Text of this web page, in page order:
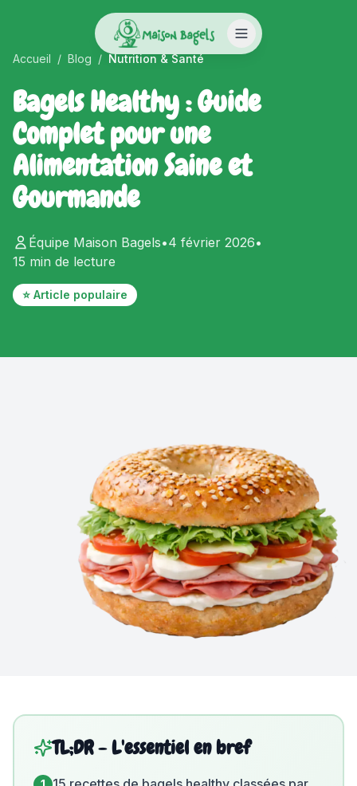
Accueil / Blog / Nutrition & Santé
Bagels Healthy : Guide
Complet pour une
Alimentation Saine et
Gourmande
Équipe Maison Bagels•4 février 2026•
15 min de lecture
⭐ Article populaire
TL;DR - L'essentiel en bref